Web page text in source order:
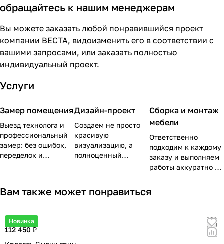
обращайтесь к нашим менеджерам
Вы можете заказать любой понравившийся проект
компании ВЕСТА, видоизменить его в соответствии с
вашими запросами, или заказать полностью
индивидуальный проект.
Услуги
Замер помещения
Выезд технолога и
профессиональный
замер: без ошибок,
переделок и
Дизайн-проект
Создаем не просто
красивую
визуализацию, а
полноценный
продуманной
Сборка и монтаж
мебели
Ответственно
подходим к каждому
заказу и выполняем
работы аккуратно и
работ убираем и
Вам также может понравиться
Новинка
112 450 ₽